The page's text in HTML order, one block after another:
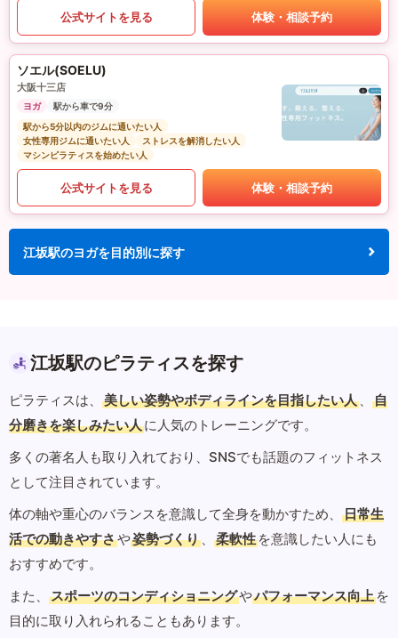
公式サイトを見る 体験・相談予約
ソエル(SOELU)
大阪十三店
ヨガ
駅から車で9分
駅から5分以内のジムに通いたい人
女性専用ジムに通いたい人
ストレスを解消したい人
マシンピラティスを始めたい人
公式サイトを見る 体験・相談予約
江坂駅のヨガを目的別に探す
江坂駅のピラティスを探す
ピラティスは、 美しい姿勢やボディラインを目指したい人 、
自
分磨きを楽しみたい人に人気のトレーニングです。
多くの著名人も取り入れており、SNSでも話題のフィットネス
として注目されています。
体の軸や重心のバランスを意識して全身を動かすため、
日常生
活での動きやすさや姿勢づくり 、 柔軟性 を意識したい人にも
おすすめです。
また、
スポーツのコンディショニングやパフォーマンス向上 を
目的に取り入れられることもあります。